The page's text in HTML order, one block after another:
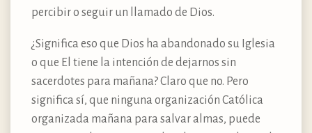
percibir o seguir un llamado de Dios.
¿Significa eso que Dios ha abandonado su Iglesia
o que El tiene la intención de dejarnos sin
sacerdotes para mañana? Claro que no. Pero
significa sí, que ninguna organización Católica
organizada mañana para salvar almas, puede